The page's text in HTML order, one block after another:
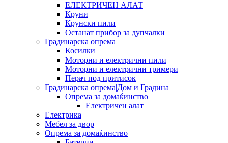
ЕЛЕКТРИЧЕН АЛАТ
Круни
Крунски пили
Останат прибор за дупчалки
Градинарска опрема
Косилки
Моторни и електрични пили
Моторни и електрични тримери
Перач под притисок
Градинарска опрема|Дом и Градина
Опрема за домаќинство
Електричен алат
Електрика
Мебел за двор
Опрема за домаќинство